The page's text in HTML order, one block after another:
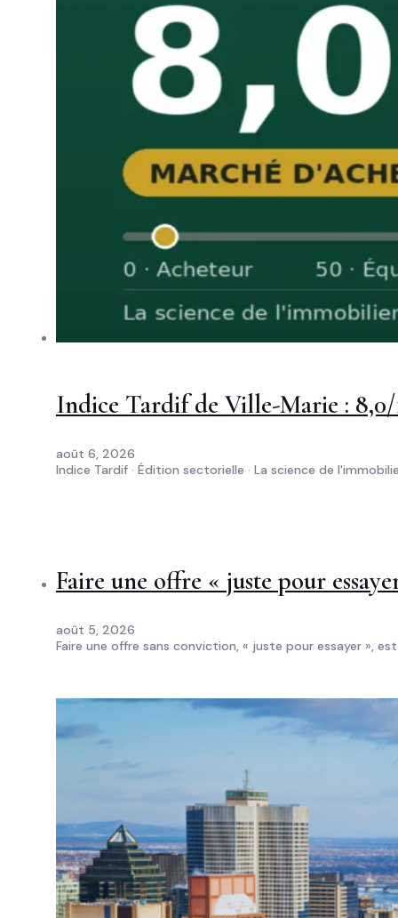
Indice Tardif de Ville-Marie :
août 6, 2026
Indice Tardif · Édition sectorielle · La science de
Faire une offre « juste pour
août 5, 2026
Faire une offre sans conviction, « juste pour essayer »,